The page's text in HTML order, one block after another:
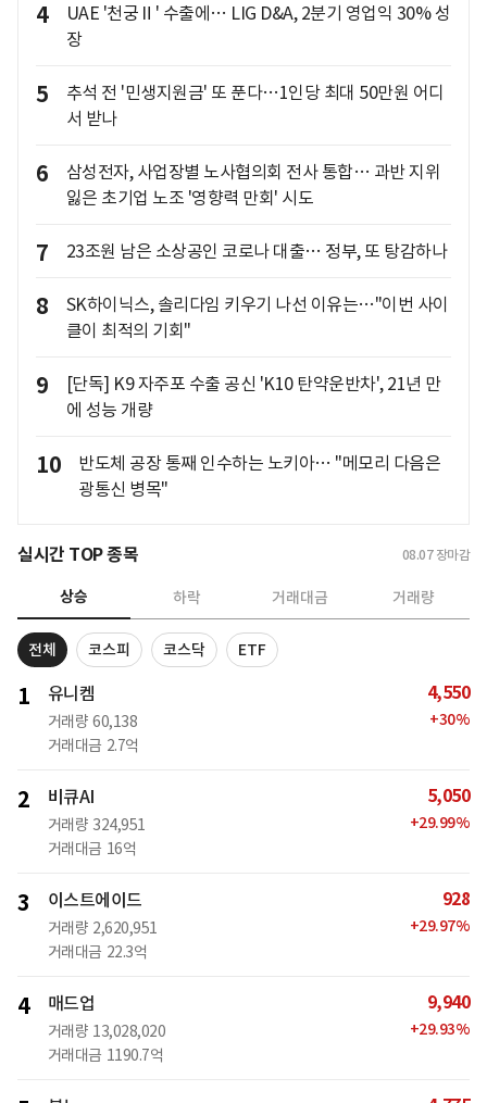
4
UAE '천궁Ⅱ' 수출에… LIG D&A, 2분기 영업익 30% 성
장
5
추석 전 '민생지원금' 또 푼다…1인당 최대 50만원 어디
서 받나
6
삼성전자, 사업장별 노사협의회 전사 통합… 과반 지위
잃은 초기업 노조 '영향력 만회' 시도
7 23조원 남은 소상공인 코로나 대출… 정부, 또 탕감하나
8
SK하이닉스, 솔리다임 키우기 나선 이유는…"이번 사이
클이 최적의 기회"
9
[단독] K9 자주포 수출 공신 'K10 탄약운반차', 21년 만
에 성능 개량
10
반도체 공장 통째 인수하는 노키아… "메모리 다음은
광통신 병목"
실시간 TOP 종목 08.07 장마감
상승 하락 거래대금 거래량
전체 코스피 코스닥 ETF
1 유니켐
거래량 60,138
거래대금 2.7억
4,550
+30%
2 비큐AI
거래량 324,951
거래대금 16억
5,050
+29.99%
3 이스트에이드
거래량 2,620,951
거래대금 22.3억
928
+29.97%
4 매드업
거래량 13,028,020
거래대금 1190.7억
9,940
+29.93%